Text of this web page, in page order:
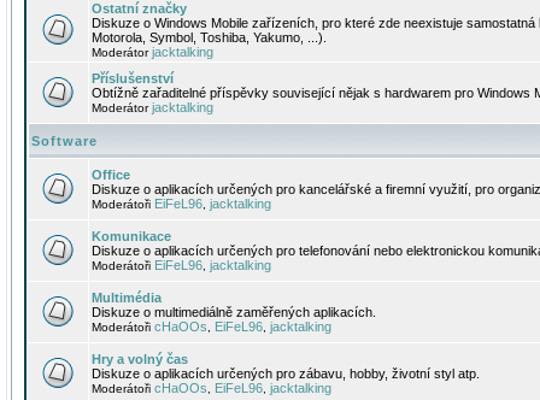
Ostatní značky
Diskuze o Windows Mobile zařízeních, pro které zde neexistuje
Motorola, Symbol, Toshiba, Yakumo, ...).
Moderátorjacktalking
Příslušenství
Obtížně zařaditelné příspěvky související nějak s hardwarem pro Windows
Moderátorjacktalking
Software
Office
Diskuze o aplikacích určených pro kancelářské a firemní využití, pro
Moderátoři EiFeL96 jacktalking
Komunikace
Diskuze o aplikacích určených pro telefonování nebo elektronickou
Moderátoři EiFeL96 jacktalking
Multimédia
Diskuze o multimediálně zaměřených aplikacích.
Moderátoři cHaOOs EiFeL96 jacktalking
Hry a volný čas
Diskuze o aplikacích určených pro zábavu, hobby, životní styl atp.
Moderátoři cHaOOs EiFeL96 jacktalking